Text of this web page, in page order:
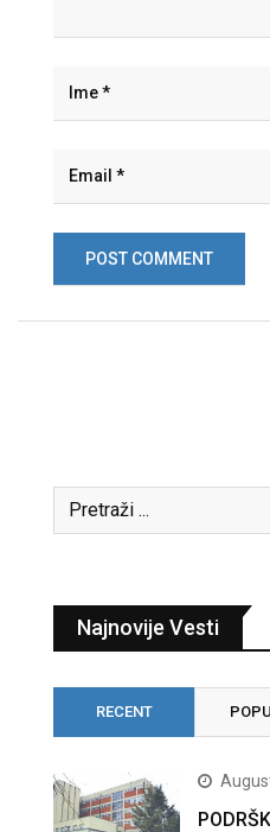
Najnovije Vesti
RECENT